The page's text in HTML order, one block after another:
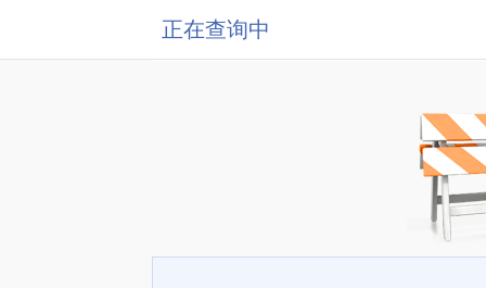
正在查询中